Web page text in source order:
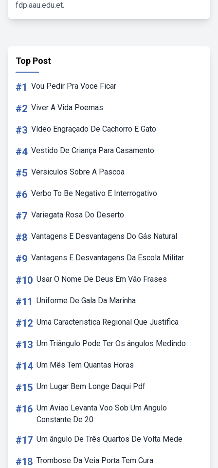
fdp.aau.edu.et.
Top Post
#1 Vou Pedir Pra Voce Ficar
#2 Viver A Vida Poemas
#3 Vídeo Engraçado De Cachorro E Gato
#4 Vestido De Criança Para Casamento
#5 Versiculos Sobre A Pascoa
#6 Verbo To Be Negativo E Interrogativo
#7 Variegata Rosa Do Deserto
#8 Vantagens E Desvantagens Do Gás Natural
#9 Vantagens E Desvantagens Da Escola Militar
#10 Usar O Nome De Deus Em Vão Frases
#11 Uniforme De Gala Da Marinha
#12 Uma Caracteristica Regional Que Justifica
#13 Um Triângulo Pode Ter Os ângulos Medindo
#14 Um Mês Tem Quantas Horas
#15 Um Lugar Bem Longe Daqui Pdf
#16 Um Aviao Levanta Voo Sob Um Angulo
Constante De 20
#17 Um ângulo De Três Quartos De Volta Mede
#18 Trombose Da Veia Porta Tem Cura